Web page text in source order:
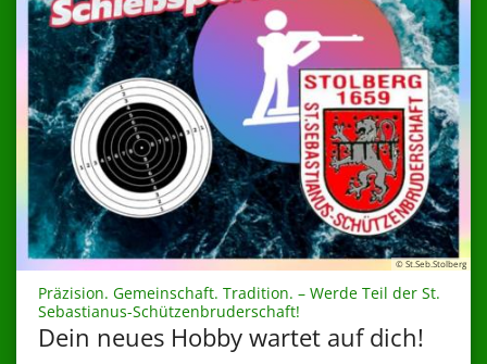
© St.Seb.Stolberg
Präzision. Gemeinschaft. Tradition. – Werde Teil der St.
Sebastianus-Schützenbruderschaft!
Dein neues Hobby wartet auf dich!